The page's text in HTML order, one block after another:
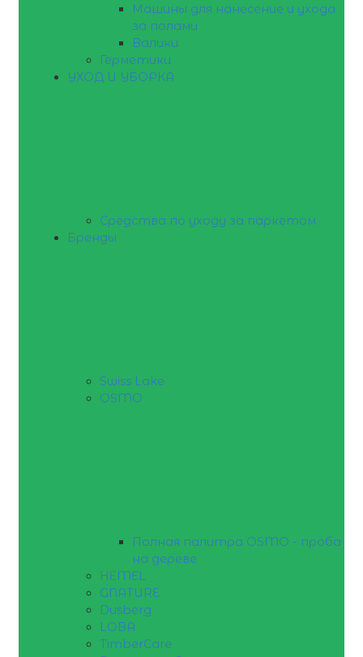
Машины для нанесение и ухода
за полами
Валики
Герметики
УХОД И УБОРКА
Средства по уходу за паркетом
Бренды
Swiss Lake
OSMO
Полная палитра OSMO - проба
на дереве
HEMEL
GNATURE
Dusberg
LOBA
TimberCare